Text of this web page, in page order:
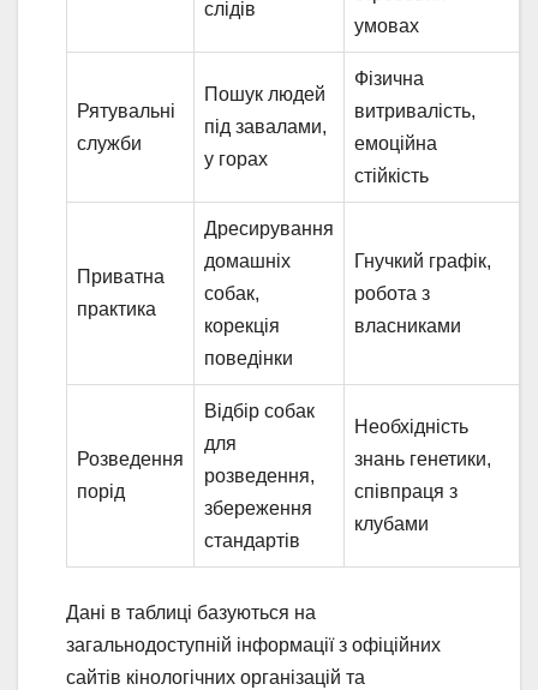
слідів
умовах
Рятувальні
служби
Пошук людей
під завалами,
у горах
Фізична
витривалість,
емоційна
стійкість
Приватна
практика
Дресирування
домашніх
собак,
корекція
поведінки
Гнучкий графік,
робота з
власниками
Розведення
порід
Відбір собак
для
розведення,
збереження
стандартів
Необхідність
знань генетики,
співпраця з
клубами
Дані в таблиці базуються на
загальнодоступній інформації з офіційних
сайтів кінологічних організацій та